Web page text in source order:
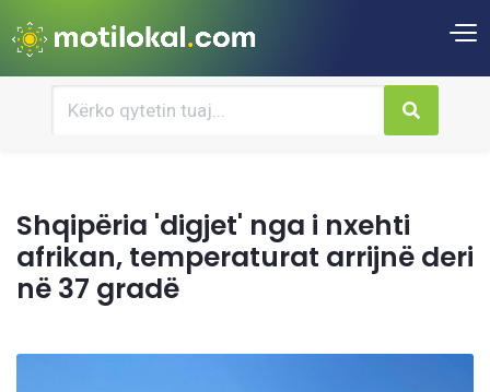
Shqipëria 'digjet' nga i nxehti
afrikan, temperaturat arrijnë deri
në 37 gradë